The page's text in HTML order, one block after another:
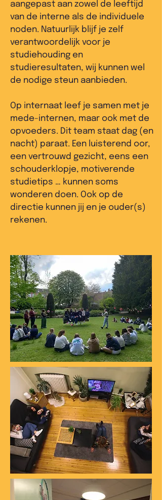
aangepast aan zowel de leeftijd
van de interne als de individuele
noden. Natuurlijk blijf je zelf
verantwoordelijk voor je
studiehouding en
studieresultaten, wij kunnen wel
de nodige steun aanbieden.
Op internaat leef je samen met je
mede-internen, maar ook met de
opvoeders. Dit team staat dag (en
nacht) paraat. Een luisterend oor,
een vertrouwd gezicht, eens een
schouderklopje, motiverende
studietips … kunnen soms
wonderen doen. Ook op de
directie kunnen jij en je ouder(s)
rekenen.